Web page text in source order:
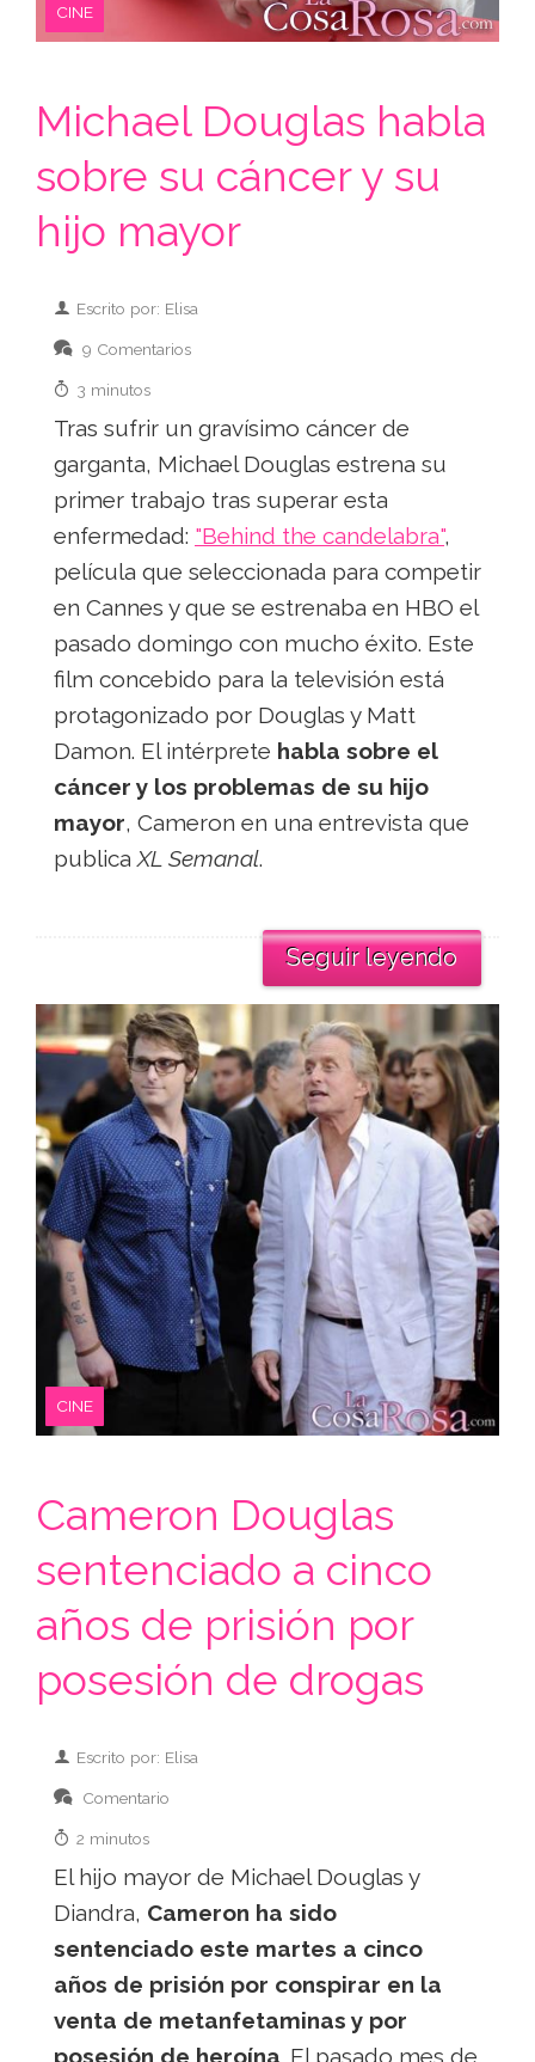
CINE
Michael Douglas habla
sobre su cáncer y su
hijo mayor
Escrito por: Elisa
9 Comentarios
3 minutos
Tras sufrir un gravísimo cáncer de
garganta, Michael Douglas estrena su
primer trabajo tras superar esta
enfermedad: "Behind the candelabra",
película que seleccionada para competir
en Cannes y que se estrenaba en HBO el
pasado domingo con mucho éxito. Este
film concebido para la televisión está
protagonizado por Douglas y Matt
Damon. El intérprete habla sobre el
cáncer y los problemas de su hijo
mayor, Cameron en una entrevista que
publica XL Semanal.
Seguir leyendo
CINE
Cameron Douglas
sentenciado a cinco
años de prisión por
posesión de drogas
Escrito por: Elisa
Comentario
2 minutos
El hijo mayor de Michael Douglas y
Diandra, Cameron ha sido
sentenciado este martes a cinco
años de prisión por conspirar en la
venta de metanfetaminas y por
posesión de heroína . El pasado mes de